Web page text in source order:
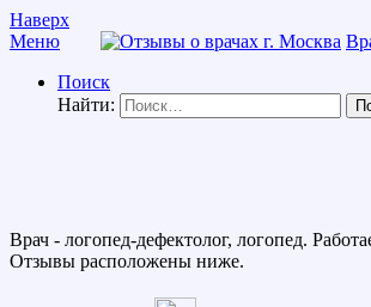
Наверх
Меню
Поиск
Найти:
Врач - логопед-дефектолог, логопед.
Отзывы расположены ниже.